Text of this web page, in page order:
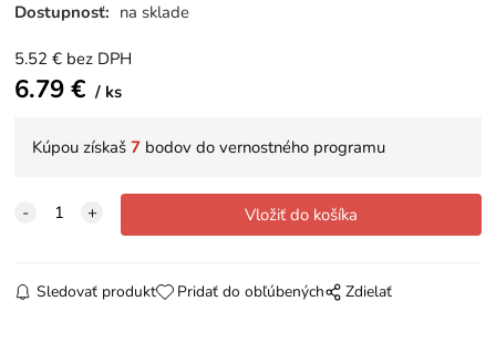
Dostupnosť: na sklade
5.52 € bez DPH
6.79€ ks
Kúpou získaš7 bodov do vernostného programu
Sledovať produkt Pridať do obľúbených Zdielať